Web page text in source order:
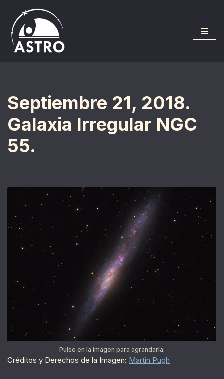
Saltar
al
contenido
Septiembre 21, 2018.
Galaxia Irregular NGC
55.
Pulse en la imagen para agrandarla.
Créditos y Derechos de la Imagen: Martin Pugh